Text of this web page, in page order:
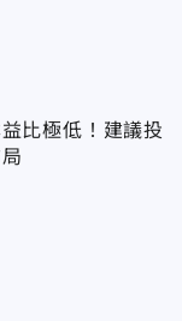
比極低！建議投